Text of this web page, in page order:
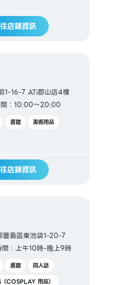
店鋪資訊
1-16-7 ATi郡山店4樓
間：10:00～20:00
書籍
美術用品
店鋪資訊
島區東池袋1-20-7
間：上午10時-晚上9時
書籍
同人誌
COSPLAY 用品）